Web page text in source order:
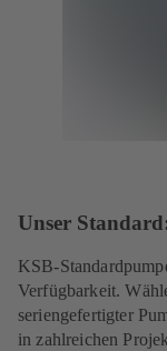
Unser
KSB-
Verfügbarkeit.
seriengefertigter
in zahlreichen